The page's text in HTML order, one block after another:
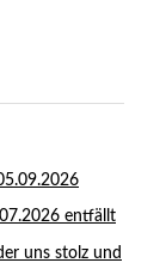
entfällt
uns stolz und